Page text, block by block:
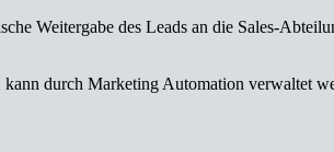
Weitergabe des Leads an die Sales-
durch Marketing Automation verwaltet